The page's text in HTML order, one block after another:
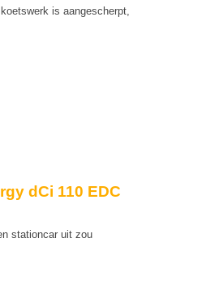
is aangescherpt,
dCi 110 EDC
stationcar uit zou